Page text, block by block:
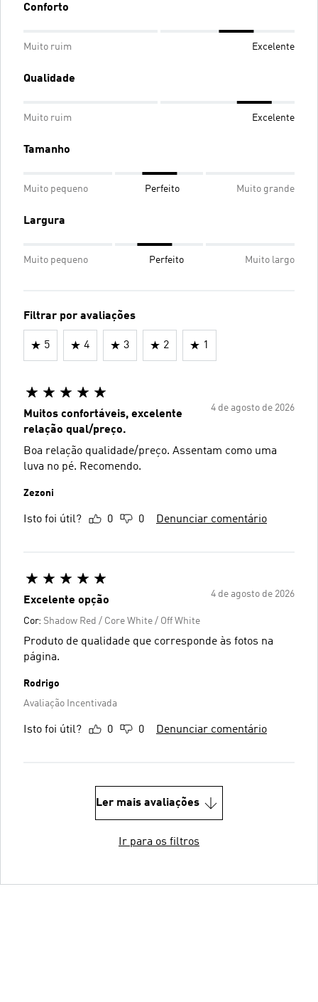
Conforto
Muito ruim Excelente
Qualidade
Muito ruim Excelente
Tamanho
Muito pequeno Perfeito Muito grande
Largura
Muito pequeno Perfeito Muito largo
Filtrar por avaliações
5 4 3 2 1
4 de agosto de 2026
Muitos confortáveis, excelente
relação qual/preço.
Boa relação qualidade/preço. Assentam como uma
luva no pé. Recomendo.
Zezoni
Isto foi útil? 0 0 Denunciar comentário
4 de agosto de 2026
Excelente opção
Cor: Shadow Red / Core White / Off White
Produto de qualidade que corresponde às fotos na
página.
Rodrigo
Avaliação Incentivada
Isto foi útil? 0 0 Denunciar comentário
Ler mais avaliações
Ir para os filtros